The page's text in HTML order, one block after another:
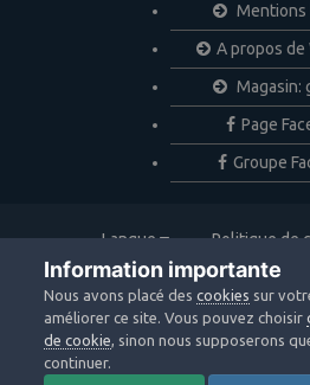
Mentions
A propos de
Magasin:
Page
Groupe
Langue
Politique de
Nous contacter
Copyright © 2020
Powered by Invision
Information importante
Nous avons placé descookies sur
améliorer ce site. Vous pouvez choisir
de cookie, sinon nous supposerons
continuer.